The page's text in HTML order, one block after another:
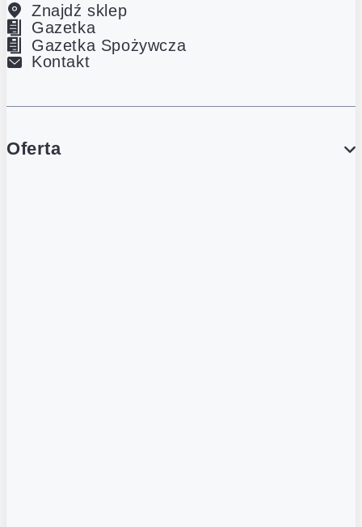
Znajdź sklep
Gazetka
Gazetka Spożywcza
Kontakt
Oferta